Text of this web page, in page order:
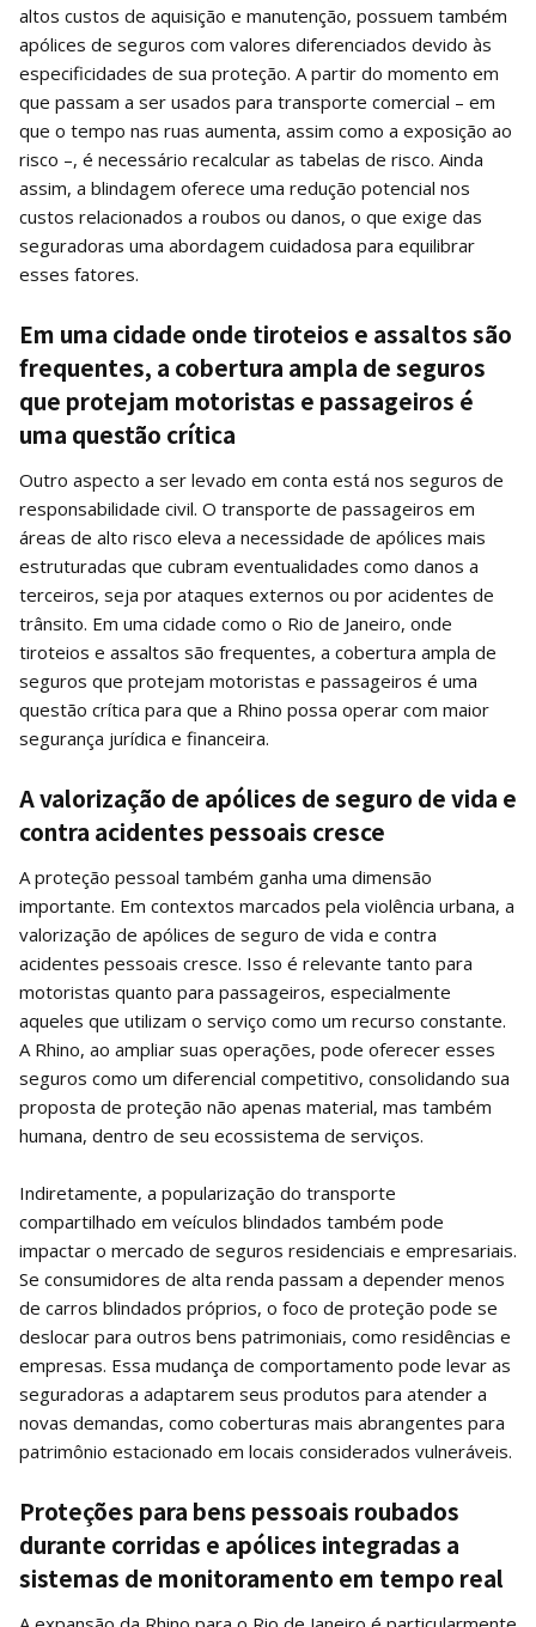
altos custos de aquisição e manutenção, possuem também
apólices de seguros com valores diferenciados devido às
especificidades de sua proteção. A partir do momento em
que passam a ser usados para transporte comercial – em
que o tempo nas ruas aumenta, assim como a exposição ao
risco –, é necessário recalcular as tabelas de risco. Ainda
assim, a blindagem oferece uma redução potencial nos
custos relacionados a roubos ou danos, o que exige das
seguradoras uma abordagem cuidadosa para equilibrar
esses fatores.
Em uma cidade onde tiroteios e assaltos são
frequentes, a cobertura ampla de seguros
que protejam motoristas e passageiros é
uma questão crítica
Outro aspecto a ser levado em conta está nos seguros de
responsabilidade civil. O transporte de passageiros em
áreas de alto risco eleva a necessidade de apólices mais
estruturadas que cubram eventualidades como danos a
terceiros, seja por ataques externos ou por acidentes de
trânsito. Em uma cidade como o Rio de Janeiro, onde
tiroteios e assaltos são frequentes, a cobertura ampla de
seguros que protejam motoristas e passageiros é uma
questão crítica para que a Rhino possa operar com maior
segurança jurídica e financeira.
A valorização de apólices de seguro de vida e
contra acidentes pessoais cresce
A proteção pessoal também ganha uma dimensão
importante. Em contextos marcados pela violência urbana, a
valorização de apólices de seguro de vida e contra
acidentes pessoais cresce. Isso é relevante tanto para
motoristas quanto para passageiros, especialmente
aqueles que utilizam o serviço como um recurso constante.
A Rhino, ao ampliar suas operações, pode oferecer esses
seguros como um diferencial competitivo, consolidando sua
proposta de proteção não apenas material, mas também
humana, dentro de seu ecossistema de serviços.
Indiretamente, a popularização do transporte
compartilhado em veículos blindados também pode
impactar o mercado de seguros residenciais e empresariais.
Se consumidores de alta renda passam a depender menos
de carros blindados próprios, o foco de proteção pode se
deslocar para outros bens patrimoniais, como residências e
empresas. Essa mudança de comportamento pode levar as
seguradoras a adaptarem seus produtos para atender a
novas demandas, como coberturas mais abrangentes para
patrimônio estacionado em locais considerados vulneráveis.
Proteções para bens pessoais roubados
durante corridas e apólices integradas a
sistemas de monitoramento em tempo real